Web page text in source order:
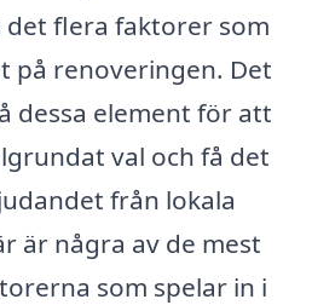
flera faktorer som
på renoveringen. Det
dessa element för att
val och få det
från lokala
är några av de mest
som spelar in i